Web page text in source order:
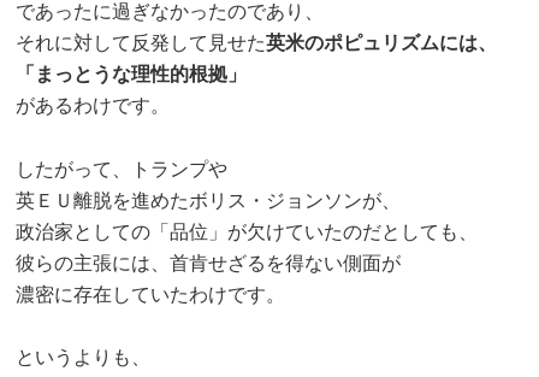
であったに過ぎなかったのであり、
それに対して反発して見せた英米のポピュリズムには、
「まっとうな理性的根拠」
があるわけです。
したがって、トランプや
英ＥＵ離脱を進めたボリス・ジョンソンが、
政治家としての「品位」が欠けていたのだとしても、
彼らの主張には、首肯せざるを得ない側面が
濃密に存在していたわけです。
というよりも、